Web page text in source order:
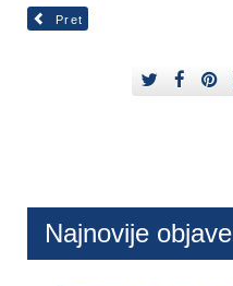
Pret
Najnovije objave